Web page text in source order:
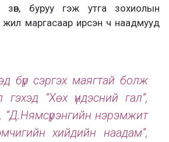
буруу гэж утга зохиолын
жил маргасаар ирсэн ч наадмууд
бүр сэргэх маягтай болж
“Хөх үндэсний гал”,
“Д.Нямсүрэнгийн нэрэмжит
хийдийн наадам”,